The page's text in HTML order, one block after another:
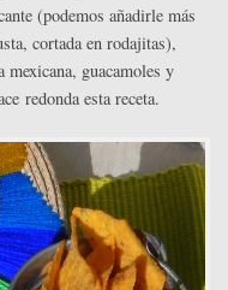
(podemos añadirle más
cortada en rodajitas),
mexicana, guacamoles y
redonda esta receta.